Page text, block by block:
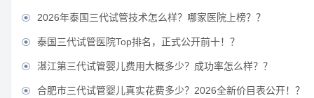
 2026年泰国三代试管技术怎么样？哪家医院上榜？？
 泰国三代试管医院Top排名，正式公开前十！？
 湛江第三代试管婴儿费用大概多少？成功率怎么样？？
 合肥市三代试管婴儿真实花费多少？2026全新价目表公开！？